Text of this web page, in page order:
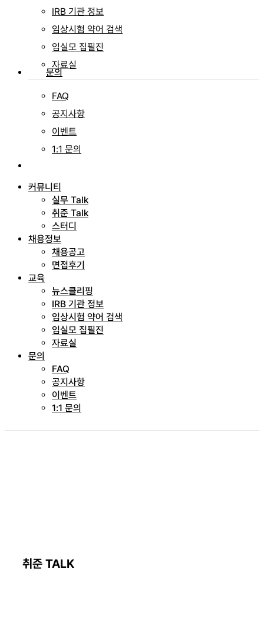
IRB 기관 정보
임상시험 약어 검색
임실모 집필진
자료실
문의
FAQ
공지사항
이벤트
1:1 문의
커뮤니티
실무 Talk
취준 Talk
스터디
채용정보
채용공고
면접후기
교육
뉴스클리핑
IRB 기관 정보
임상시험 약어 검색
임실모 집필진
자료실
문의
FAQ
공지사항
이벤트
1:1 문의
취준 TALK